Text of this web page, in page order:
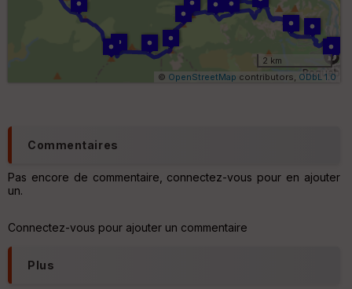
lo
m
ét
q
v
2 km
© OpenStreetMap contributors, ODbL 1.0
Commentaires
Pas encore de commentaire, connectez-vous pour en ajouter
un.
Connectez-vous pour ajouter un commentaire
Plus